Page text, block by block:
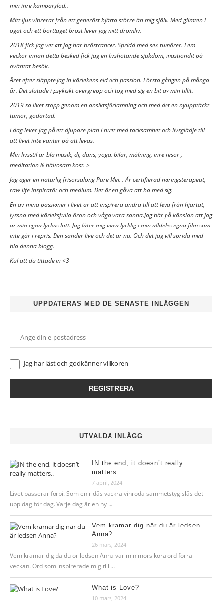
min inre kämparglöd..
Mitt ljus vibrerar från ett generöst hjärta större än mig själv. Med glimten i
ögat och ett borttaget bröst lever jag mitt drömliv.
2018 fick jag vet att jag har bröstcancer. Spridd med sex tumörer. Fem
veckor innan detta besked fick jag en livshotande sjukdom, mastiondit på
oväntat besök.
Året efter släppte jag in kärlekens eld och passion. Första gången på många
år. Det slutade i psykiskt övergrepp och tog med sig en bit av min tillit.
2019 sa livet stopp genom en ansiktsförlamning och med det en nyupptäckt
tumör, godartad.
I dag lever jag på ett djupare plan i nuet med tacksamhet och livsglädje till
att livet inte väntar på att levas.
Min livsstil är bla musik, dj, dans, yoga, bilar, målning, inre resor ,
meditation & hälsosam kost. >
Jag äger en naturlig frisörsalong Pure Mei. . Är certifierad näringsterapeut,
raw life inspiratör och medium. Det är en gåva att ha med sig.
En av mina passioner i livet är att inspirera andra till att leva från hjärtat,
lyssna med kärleksfulla öron och våga vara sanna.Jag bär på känslan att jag
är min egna lyckas lott. Jag låter mig vara lycklig i min alldeles egna film som
inte går i repris. Den sänder live och det är nu. Och det jag vill sprida med
bla denna blogg.
Kul att du tittade in <3
UPPDATERAS MED DE SENASTE INLÄGGEN
Jag har läst och godkännervillkoren
UTVALDA INLÄGG
IN the end, it doesn’t really
matters..
7 april, 2024
Livet passerar förbi. Som en ridås vackra vinröda sammetstyg slås det
upp dag för dag. Varje dag är en ny …
Vem kramar dig när du är ledsen
Anna?
26 mars, 2024
Vem kramar dig då du ör ledsen Anna var min mors köra ord förra
veckan. Ord som inspirerade mig till …
What is Love?
10 mars, 2024